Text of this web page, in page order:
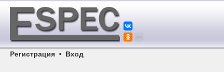
Регистрация • Вход